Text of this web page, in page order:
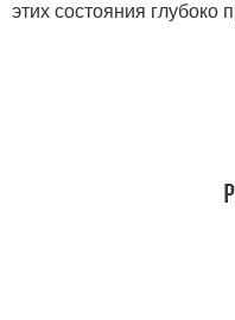
этих состояния глубоко